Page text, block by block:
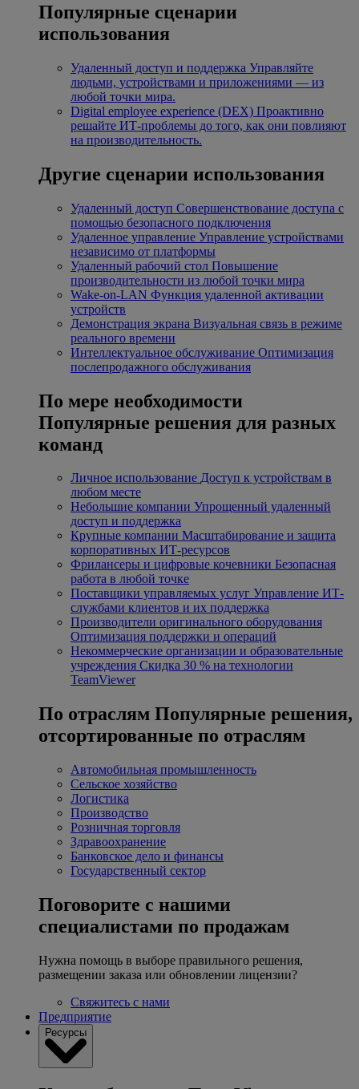
Популярные сценарии
использования
Удаленный доступ и поддержка Управляйте
людьми, устройствами и приложениями — из
любой точки мира.
Digital employee experience (DEX) Проактивно
решайте ИТ-проблемы до того, как они повлияют
на производительность.
Другие сценарии использования
Удаленный доступ Совершенствование доступа с
помощью безопасного подключения
Удаленное управление Управление устройствами
независимо от платформы
Удаленный рабочий стол Повышение
производительности из любой точки мира
Wake-on-LAN Функция удаленной активации
устройств
Демонстрация экрана Визуальная связь в режиме
реального времени
Интеллектуальное обслуживание Оптимизация
послепродажного обслуживания
По мере необходимости
Популярные решения для разных
команд
Личное использование Доступ к устройствам в
любом месте
Небольшие компании Упрощенный удаленный
доступ и поддержка
Крупные компании Масштабирование и защита
корпоративных ИТ-ресурсов
Фрилансеры и цифровые кочевники Безопасная
работа в любой точке
Поставщики управляемых услуг Управление ИТ-
службами клиентов и их поддержка
Производители оригинального оборудования
Оптимизация поддержки и операций
Некоммерческие организации и образовательные
учреждения Скидка 30 % на технологии
TeamViewer
По отраслям Популярные решения,
отсортированные по отраслям
Автомобильная промышленность
Сельское хозяйство
Логистика
Производство
Розничная торговля
Здравоохранение
Банковское дело и финансы
Государственный сектор
Поговорите с нашими
специалистами по продажам
Нужна помощь в выборе правильного решения,
размещении заказа или обновлении лицензии?
Свяжитесь с нами
Предприятие
Ресурсы